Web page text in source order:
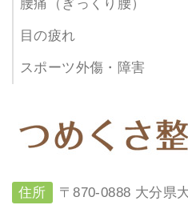
腰痛（ぎっくり腰）
目の疲れ
スポーツ外傷・障害
住所 〒870-0888 大分県